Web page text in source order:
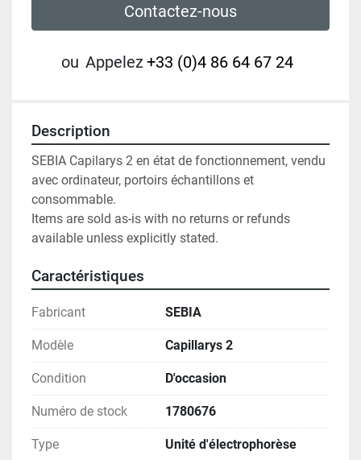
Contactez-nous
ou Appelez+33 (0)4 86 64 67 24
Description
SEBIA Capilarys 2 en état de fonctionnement, vendu
avec ordinateur, portoirs échantillons et
consommable.
Items are sold as-is with no returns or refunds
available unless explicitly stated.
Caractéristiques
Fabricant SEBIA
Modèle Capillarys 2
Condition D'occasion
Numéro de stock 1780676
Type Unité d'électrophorèse